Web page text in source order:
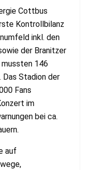
Cottbus
Kontrollbilanz
inkl. den
der Branitzer
146
Stadion der
Fans
im
bei ca.
auf